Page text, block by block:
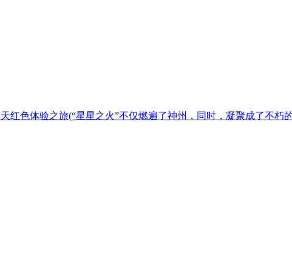
红色体验之旅(“星星之火”不仅燃遍了神州，同时，凝聚成了不朽